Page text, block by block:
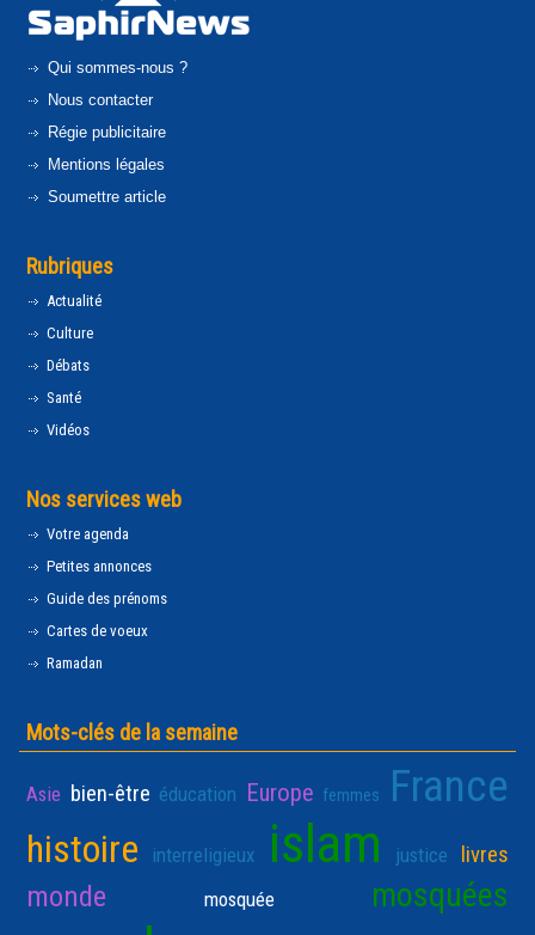
Qui sommes-nous ?
Nous contacter
Régie publicitaire
Mentions légales
Soumettre article
Rubriques
Actualité
Culture
Débats
Santé
Vidéos
Nos services web
Votre agenda
Petites annonces
Guide des prénoms
Cartes de voeux
Ramadan
Mots-clés de la semaine
Asie bien-être éducation Europe femmes France
histoire interreligieux islam justice livres
monde mosquée mosquées